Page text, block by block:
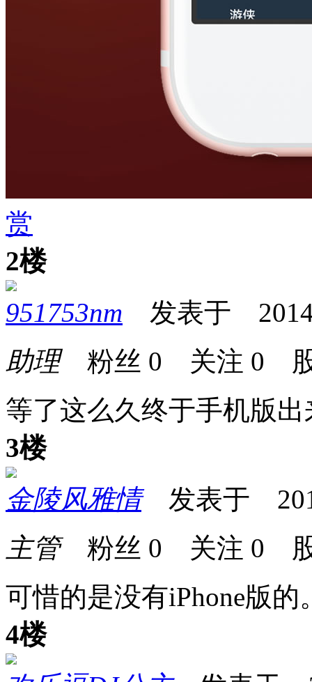
赏
2楼
951753nm 发表于
助理粉丝 0 关注 0
等了这么久终于手机版出
3楼
金陵风雅情发表于
主管粉丝 0 关注 0
可惜的是没有iPhone版的
4楼